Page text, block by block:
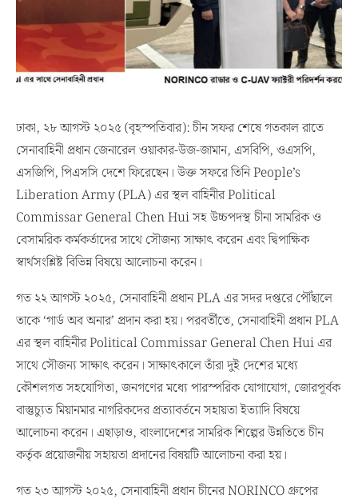
ঢাকা, ২৮ আগস্ট ২০২৫ (বৃহস্পতিবার): চীন সফর শেষে গতকাল রাতে
সেনাবাহিনী প্রধান জেনারেল ওয়াকার-উজ-জামান, এসবিপি, ওএসপি,
এসজিপি, পিএসসি দেশে ফিরেছেন। উক্ত সফরে তিনি People’s
Liberation Army (PLA) এর স্থল বাহিনীর Political
Commissar General Chen Hui সহ উচ্চপদস্থ চীনা সামরিক ও
বেসামরিক কর্মকর্তাদের সাথে সৌজন্য সাক্ষাৎ করেন এবং দ্বিপাক্ষিক
স্বার্থসংশ্লিষ্ট বিভিন্ন বিষয়ে আলোচনা করেন।
গত ২২ আগস্ট ২০২৫, সেনাবাহিনী প্রধান PLA এর সদর দপ্তরে পৌঁছালে
তাকে ‘গার্ড অব অনার’ প্রদান করা হয়। পরবর্তীতে, সেনাবাহিনী প্রধান PLA
এর স্থল বাহিনীর Political Commissar General Chen Hui এর
সাথে সৌজন্য সাক্ষাৎ করেন। সাক্ষাৎকালে তাঁরা দুই দেশের মধ্যে
কৌশলগত সহযোগিতা, জনগণের মধ্যে পারস্পরিক যোগাযোগ, জোরপূর্বক
বাস্তুচ্যুত মিয়ানমার নাগরিকদের প্রত্যাবর্তনে সহায়তা ইত্যাদি বিষয়ে
আলোচনা করেন। এছাড়াও, বাংলাদেশের সামরিক শিল্পের উন্নতিতে চীন
কর্তৃক প্রয়োজনীয় সহায়তা প্রদানের বিষয়টি আলোচনা করা হয়।
গত ২৩ আগস্ট ২০২৫, সেনাবাহিনী প্রধান চীনের NORINCO গ্রুপের